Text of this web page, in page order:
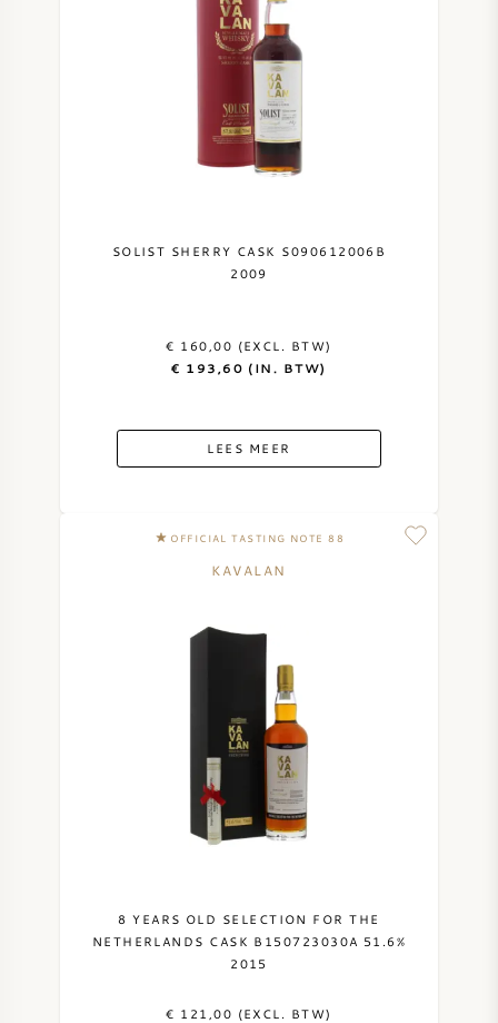
AMERIKAANSE WIJN
TOSCANE
SOLIST SHERRY CASK S090612006B
2009
€ 160,00 (EXCL. BTW)
€ 193,60 (IN. BTW)
LEES MEER
OFFICIAL TASTING NOTE 88
KAVALAN
8 YEARS OLD SELECTION FOR THE
NETHERLANDS CASK B150723030A 51.6%
2015
€ 121,00 (EXCL. BTW)